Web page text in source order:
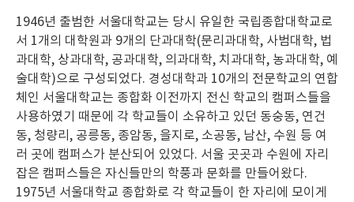
1946년 출범한 서울대학교는 당시 유일한 국립종합대학교로
서 1개의 대학원과 9개의 단과대학(문리과대학, 사범대학, 법
과대학, 상과대학, 공과대학, 의과대학, 치과대학, 농과대학, 예
술대학)으로 구성되었다. 경성대학과 10개의 전문학교의 연합
체인 서울대학교는 종합화 이전까지 전신 학교의 캠퍼스들을
사용하였기 때문에 각 학교들이 소유하고 있던 동숭동, 연건
동, 청량리, 공릉동, 종암동, 을지로, 소공동, 남산, 수원 등 여
러 곳에 캠퍼스가 분산되어 있었다. 서울 곳곳과 수원에 자리
잡은 캠퍼스들은 자신들만의 학풍과 문화를 만들어왔다.
1975년 서울대학교 종합화로 각 학교들이 한 자리에 모이게